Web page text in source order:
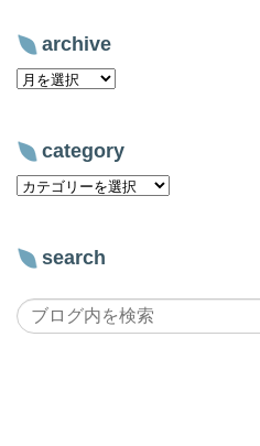
archive
category
search